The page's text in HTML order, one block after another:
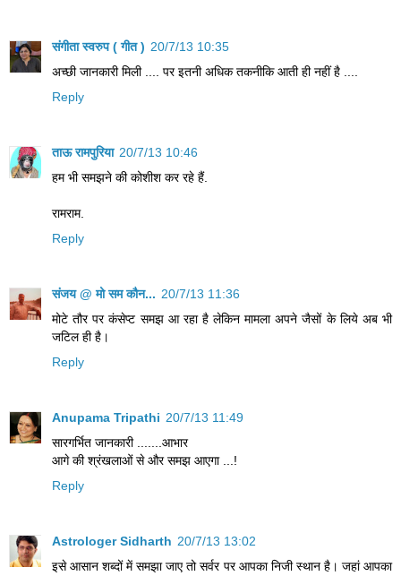
संगीता स्वरुप ( गीत ) 20/7/13 10:35
अच्छी जानकारी मिली .... पर इतनी अधिक तकनीकि आती ही नहीं है ....
Reply
ताऊ रामपुरिया 20/7/13 10:46
हम भी समझने की कोशीश कर रहे हैं.
रामराम.
Reply
संजय @ मो सम कौन... 20/7/13 11:36
मोटे तौर पर कंसेप्ट समझ आ रहा है लेकिन मामला अपने जैसों के लिये अब भी
जटिल ही है।
Reply
Anupama Tripathi 20/7/13 11:49
सारगर्भित जानकारी .......आभार
आगे की श्रंखलाओं से और समझ आएगा ...!
Reply
Astrologer Sidharth 20/7/13 13:02
इसे आसान शब्‍दों में समझा जाए तो सर्वर पर आपका निजी स्‍थान है। जहां आपका